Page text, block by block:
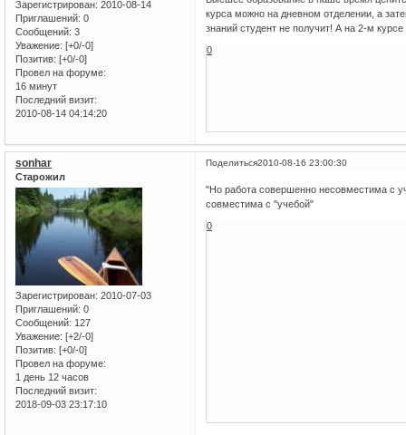
Зарегистрирован: 2010-08-14
Приглашений: 0
Сообщений: 3
Уважение: [+0/-0]
Позитив: [+0/-0]
Провел на форуме:
16 минут
Последний визит:
2010-08-14 04:14:20
курса можно на дневном отделении, а
знаний студент не получит! А на 2-м
0
Поделиться2010-08-16 23:00:30
sonhar
Старожил
Зарегистрирован: 2010-07-03
Приглашений: 0
Сообщений: 127
Уважение: [+2/-0]
Позитив: [+0/-0]
Провел на форуме:
1 день 12 часов
Последний визит:
2018-09-03 23:17:10
"Но работа совершенно несовместима с
совместима с "учебой"
0